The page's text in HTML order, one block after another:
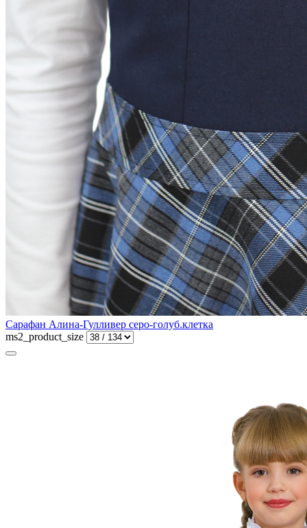
Сарафан Алина-Гулливер серо-голуб.клетка
ms2_product_size